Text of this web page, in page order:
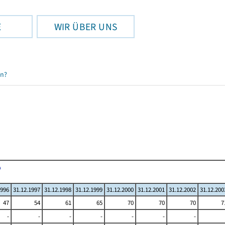
WIR ÜBER UNS
31.12.1997 31.12.1998 31.12.1999 31.12.2000 31.12.2001 31.12.2002
47 54 61 65 70 70 70
- - - - - -
-